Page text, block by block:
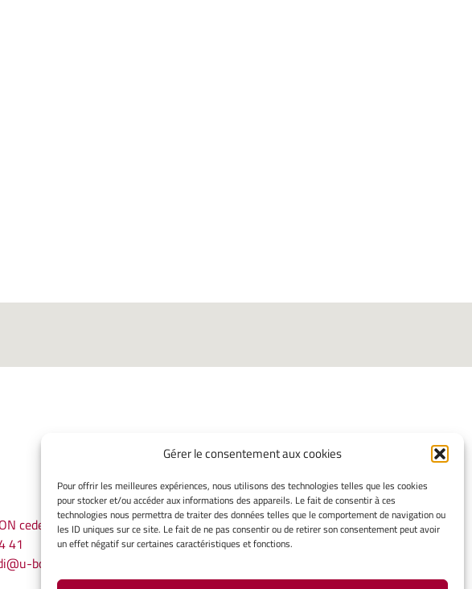
Gérer le consentement aux cookies
Pour offrir les meilleures expériences, nous utilisons des technologies telles que les cookies
pour stocker et/ou accéder aux informations des appareils. Le fait de consentir à ces
technologies nous permettra de traiter des données telles que le comportement de navigation ou
les ID uniques sur ce site. Le fait de ne pas consentir ou de retirer son consentement peut avoir
un effet négatif sur certaines caractéristiques et fonctions.
cedex
41
bourgogne.fr
INFORMATIONS LÉGALES
Mentions légales
Gérer mes cookies
Politique de cookies
Avertissement